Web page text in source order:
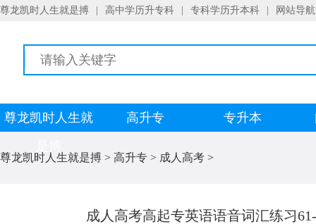
尊龙凯时人生就是搏 高中学历升专科 专科学历升本科 网站导航
尊龙凯时人生就
高升专 专升本
尊龙凯时人生就是搏 > 高升专 > 成人高考 >
成人高考高起专英语语音词汇练习